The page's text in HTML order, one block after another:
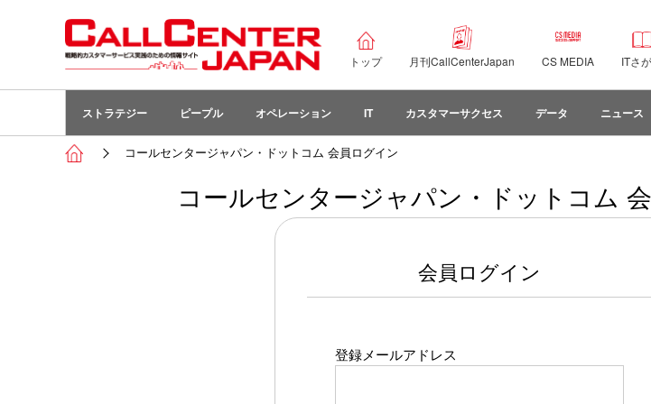
トップ 月刊CallCenterJapan CS MEDIA ITさ
ストラテジー ピープル オペレーション IT カスタマーサクセス データ ニュース
コールセンタージャパン・ドットコム 会員ログイン
コールセンタージャパン・ドットコム
会員ログイン
登録メールアドレス